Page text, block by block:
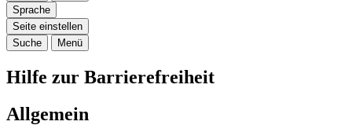
Sprache
Seite einstellen
Suche
Menü
Hilfe zur Barrierefreiheit
Allgemein